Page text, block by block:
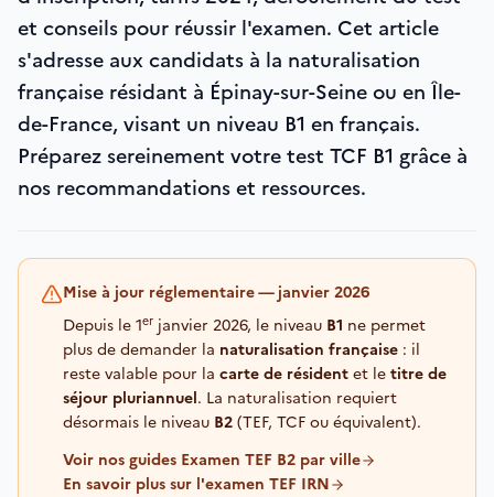
et conseils pour réussir l'examen. Cet article
s'adresse aux candidats à la naturalisation
française résidant à Épinay-sur-Seine ou en Île-
de-France, visant un niveau B1 en français.
Préparez sereinement votre test TCF B1 grâce à
nos recommandations et ressources.
Mise à jour réglementaire — janvier 2026
Depuis le 1er janvier 2026, le niveau B1 ne permet
plus de demander la naturalisation française : il
reste valable pour la carte de résidentet letitre de
séjour pluriannuel. La naturalisation requiert
désormais le niveau B2(TEF, TCF ou équivalent).
Voir nos guides Examen TEF B2 par ville
En savoir plus sur l'examen TEF IRN